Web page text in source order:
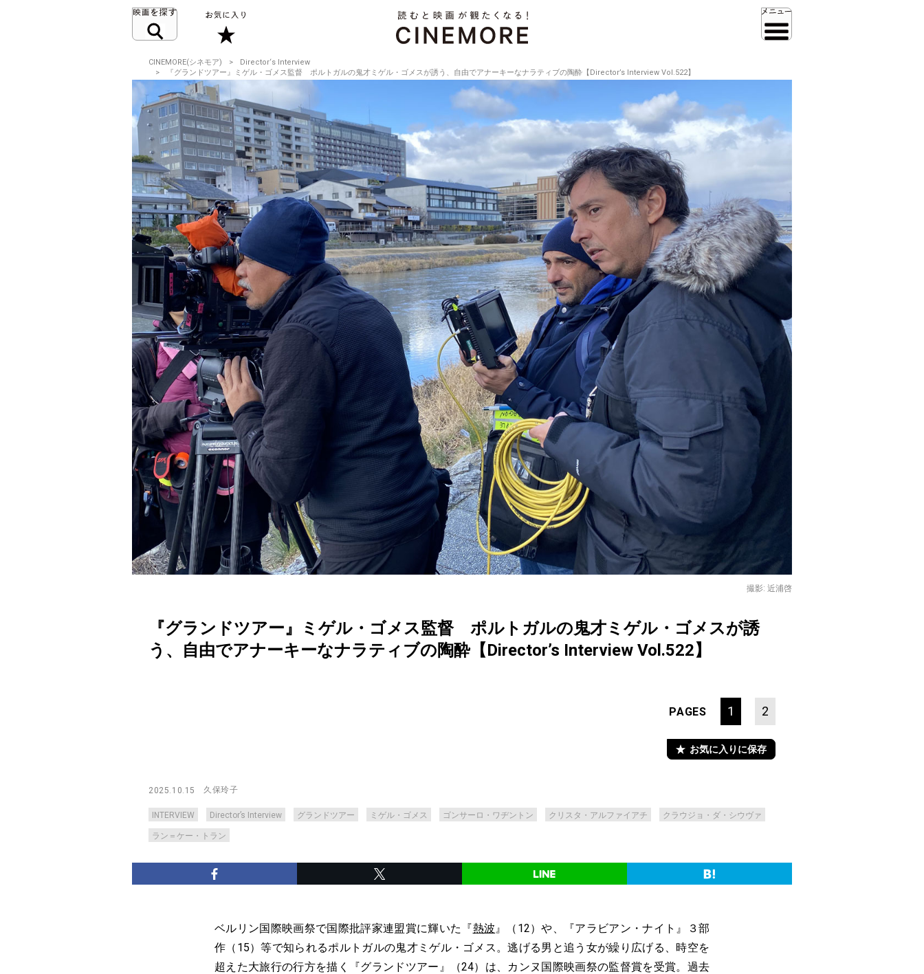
CINEMORE(シネモア)
Director‘s Interview
『グランドツアー』ミゲル・ゴメス監督 ポルトガルの鬼才ミゲル・ゴメスが誘う、自由でアナーキーなナラティブの陶酔【Director’s Interview Vol.522】
撮影: 近浦啓
『グランドツアー』ミゲル・ゴメス監督 ポルトガルの鬼才ミゲル・ゴメスが誘
う、自由でアナーキーなナラティブの陶酔【Director’s Interview Vol.522】
PAGES 1 2
お気に入りに保存
2025.10.15 久保玲子
INTERVIEW Director’s Interview グランドツアー ミゲル・ゴメス ゴンサーロ・ワヂントン クリスタ・アルファイアチ クラウジョ・ダ・シウヴァ
ラン＝ケー・トラン
ベルリン国際映画祭で国際批評家連盟賞に輝いた『熱波』（12）や、『アラビアン・ナイト』３部
作（15）等で知られるポルトガルの鬼才ミゲル・ゴメス。逃げる男と追う女が繰り広げる、時空を
超えた大旅行の行方を描く『グランドツアー』（24）は、カンヌ国際映画祭の監督賞を受賞。過去